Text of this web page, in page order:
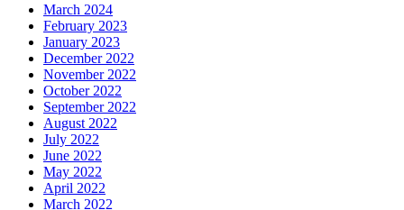
March 2024
February 2023
January 2023
December 2022
November 2022
October 2022
September 2022
August 2022
July 2022
June 2022
May 2022
April 2022
March 2022